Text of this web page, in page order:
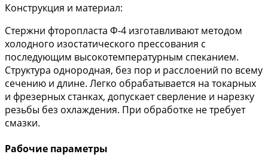
Конструкция и материал:
Стержни фторопласта Ф-4 изготавливают методом
холодного изостатического прессования с
последующим высокотемпературным спеканием.
Структура однородная, без пор и расслоений по всему
сечению и длине. Легко обрабатывается на токарных
и фрезерных станках, допускает сверление и нарезку
резьбы без охлаждения. При обработке не требует
смазки.
Рабочие параметры